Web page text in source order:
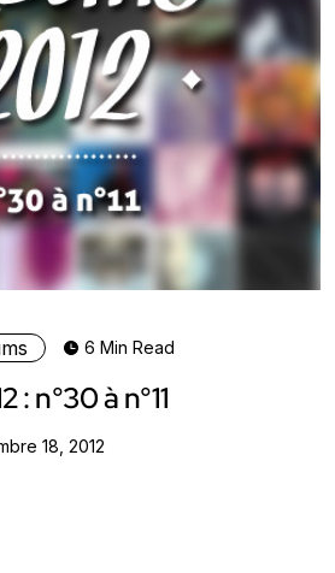
6 Min Read
: n°30 à n°11
18, 2012